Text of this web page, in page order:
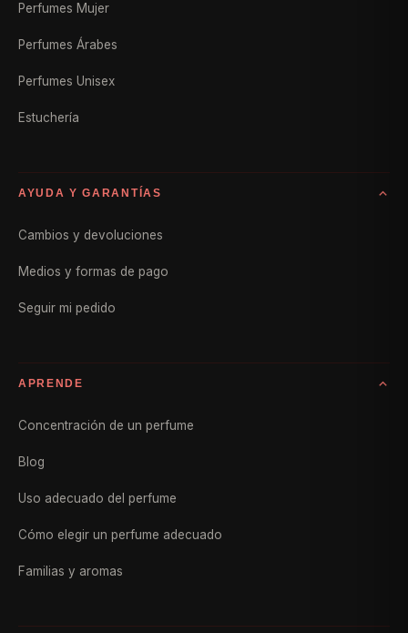
Perfumes Mujer
Perfumes Árabes
Perfumes Unisex
Estuchería
AYUDA Y GARANTÍAS
Cambios y devoluciones
Medios y formas de pago
Seguir mi pedido
APRENDE
Concentración de un perfume
Blog
Uso adecuado del perfume
Cómo elegir un perfume adecuado
Familias y aromas